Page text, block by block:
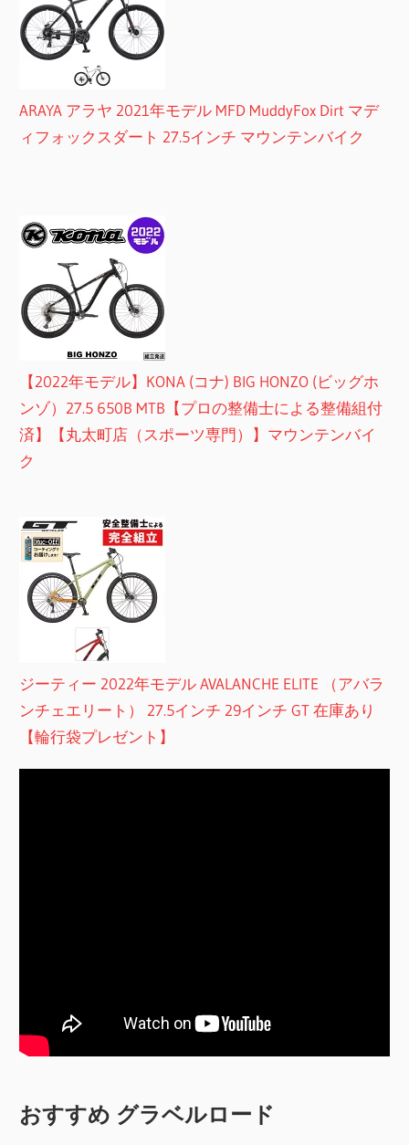
ARAYA アラヤ 2021年モデル MFD MuddyFox Dirt マデ
ィフォックスダート 27.5インチ マウンテンバイク
【2022年モデル】KONA (コナ) BIG HONZO (ビッグホ
ンゾ）27.5 650B MTB【プロの整備士による整備組付
済】【丸太町店（スポーツ専門）】マウンテンバイ
ク
ジーティー 2022年モデル AVALANCHE ELITE （アバラ
ンチェエリート） 27.5インチ 29インチ GT 在庫あり
【輪行袋プレゼント】
おすすめ グラベルロード